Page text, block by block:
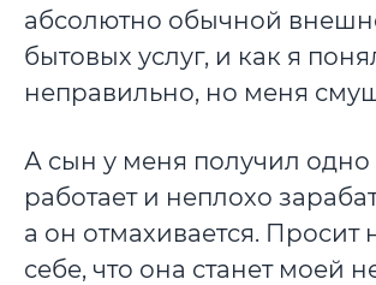
абсолютно обычной
бытовых услуг, и как я
неправильно, но меня
А сын у меня получил одно
работает и неплохо
а он отмахивается. Просит
себе, что она станет моей